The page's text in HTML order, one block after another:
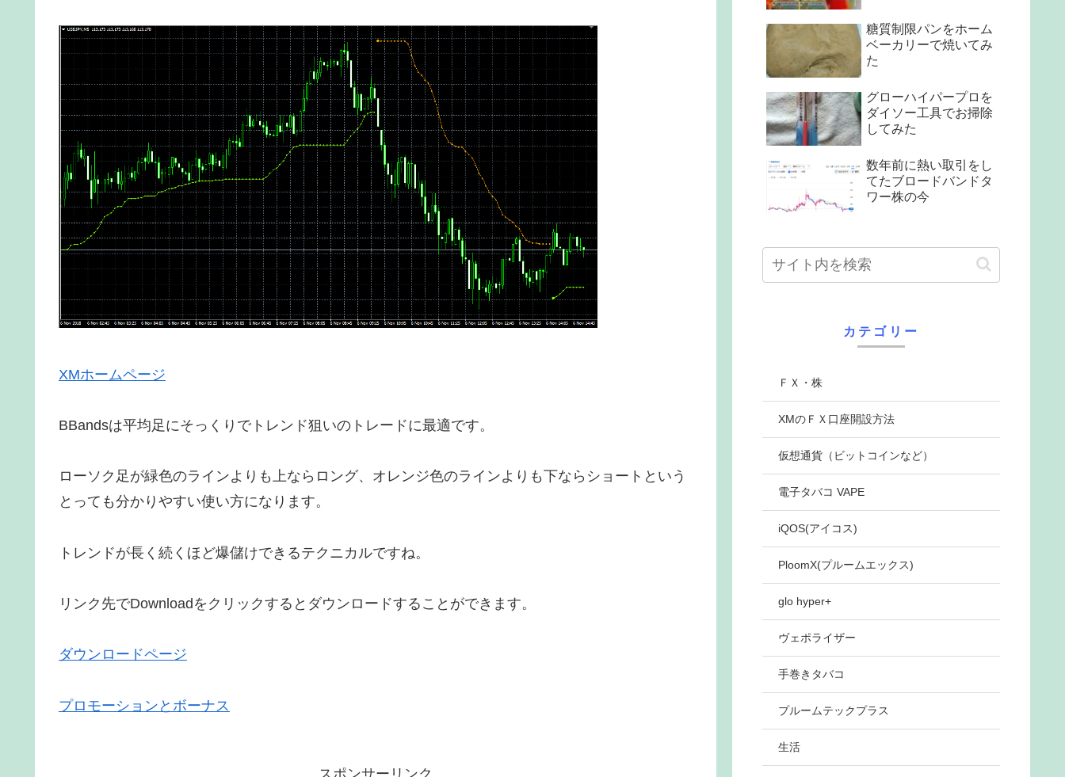
XMホームページ
BBandsは平均足にそっくりでトレンド狙いのトレードに最適です。
ローソク足が緑色のラインよりも上ならロング、オレンジ色のラインよりも下ならショートという
とっても分かりやすい使い方になります。
トレンドが長く続くほど爆儲けできるテクニカルですね。
リンク先でDownloadをクリックするとダウンロードすることができます。
ダウンロードページ
プロモーションとボーナス
スポンサーリンク
糖質制限パンをホーム
ベーカリーで焼いてみ
た
グローハイパープロを
ダイソー工具でお掃除
してみた
数年前に熱い取引をし
てたブロードバンドタ
ワー株の今
カテゴリー
ＦＸ・株
XMのＦＸ口座開設方法
仮想通貨（ビットコインなど）
電子タバコ VAPE
iQOS(アイコス)
PloomX(プルームエックス)
glo hyper+
ヴェポライザー
手巻きタバコ
プルームテックプラス
生活